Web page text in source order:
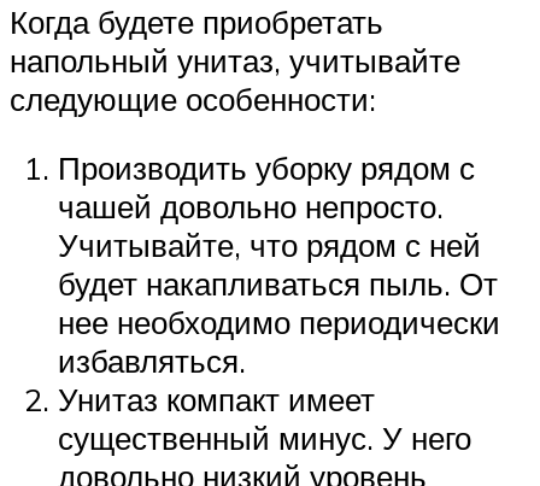
Когда будете приобретать
напольный унитаз, учитывайте
следующие особенности:
Производить уборку рядом с
чашей довольно непросто.
Учитывайте, что рядом с ней
будет накапливаться пыль. От
нее необходимо периодически
избавляться.
Унитаз компакт имеет
существенный минус. У него
довольно низкий уровень